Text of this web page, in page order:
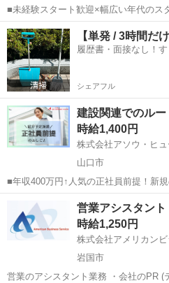
■未経験スタート歓迎×幅広い年代のス
切不要！大手安定企業にて外回りメイ
するためお仕事中の運転はありません
×遅番はゆっくり11：30スター...
山口 山口市 営業
【単発 / 3時間だ
履歴書・面接なし！
シェアフル
建設関連でのルー
時給1,400円
株式会社アソウ・ヒ
山口市
■年収400万円↑人気の正社員前提！新
営業◎■未経験の方も歓迎◎人とかかわ
♪■土日祝日お休み×残業少なめでプラ
年2回♪ ＼紹介予定派遣のオ...
営業
営業アシスタント
時給1,250円
株式会社アメリカン
岩国市
営業のアシスタント業務 ・会社のPR